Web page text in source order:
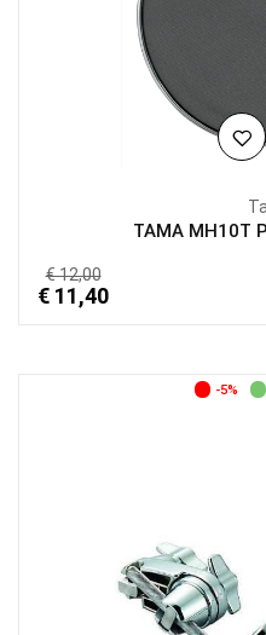
TAMA MH10T
€ 12,00
€ 11,40
-5%